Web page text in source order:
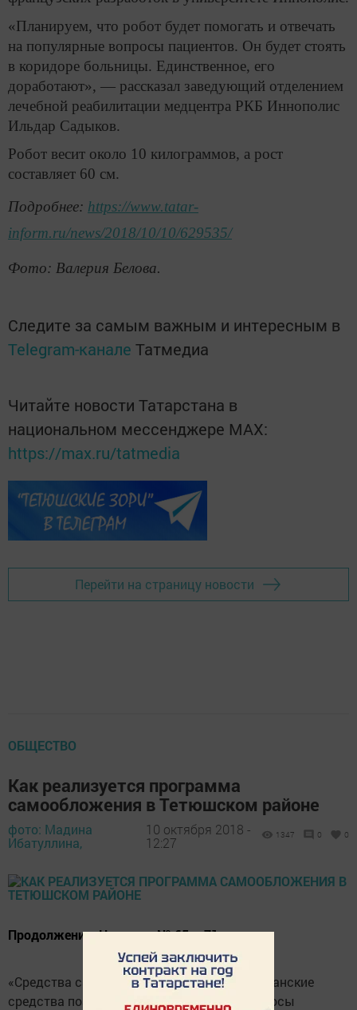
«Планируем, что робот будет помогать и отвечать
на популярные вопросы пациентов. Он будет стоять
в коридоре больницы. Единственное, его
доработают», — рассказал заведующий отделением
лечебной реабилитации медцентра РКБ Иннополис
Ильдар Садыков.
Робот весит около 10 килограммов, а рост
составляет 60 см.
Подробнее: https://www.tatar-
inform.ru/news/2018/10/10/629535/
Фото: Валерия Белова.
Следите за самым важным и интересным в
Telegram-канале Татмедиа
Читайте новости Татарстана в
национальном мессенджере MАХ:
https://max.ru/tatmedia
Перейти на страницу новости
ОБЩЕСТВО
Как реализуется программа
самообложения в Тетюшском районе
фото: Мадина
Ибатуллина,
10 октября 2018 -
12:27
1347 0 0
Продолжение. Начало в № 65 – 71.
«Средства самообложения плюс рес­публиканские
средства позволяют решать местные вопросы